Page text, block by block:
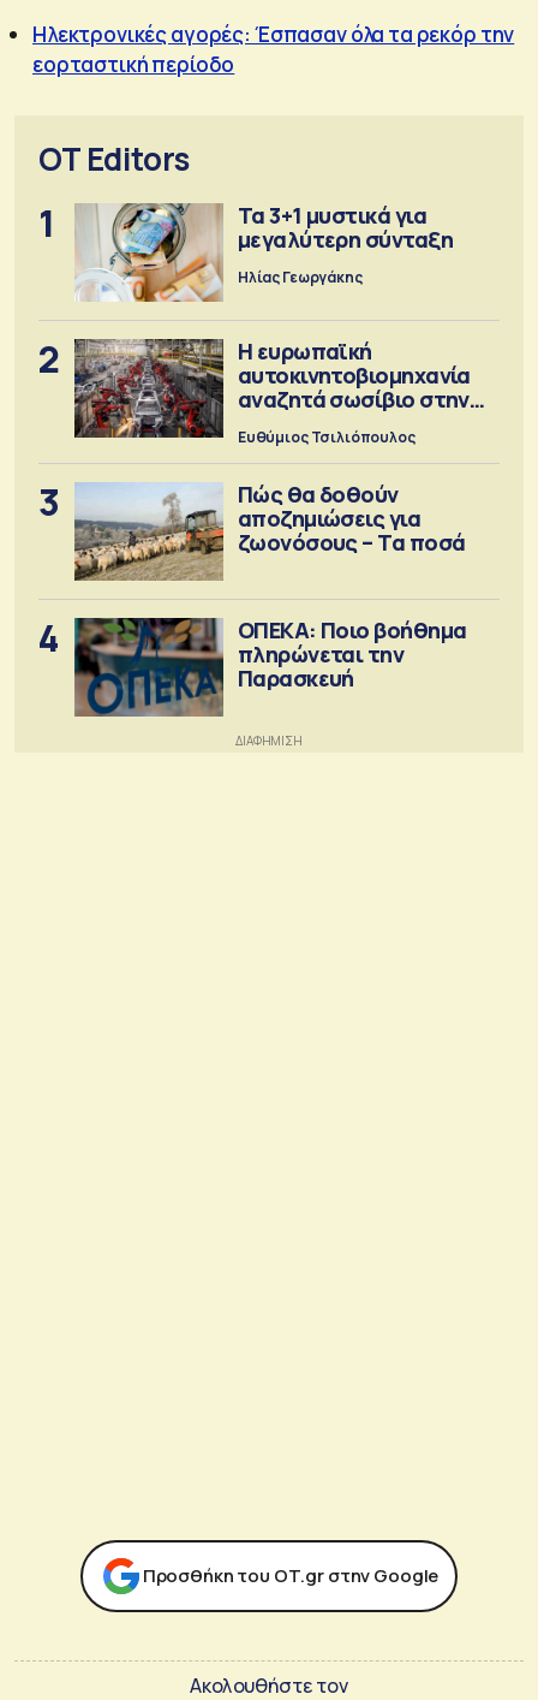
Ηλεκτρονικές αγορές: Έσπασαν όλα τα ρεκόρ την
εορταστική περίοδο
OT Editors
1
Τα 3+1 μυστικά για
μεγαλύτερη σύνταξη
Ηλίας Γεωργάκης
2
Η ευρωπαϊκή
αυτοκινητοβιομηχανία
αναζητά σωσίβιο στην
Κίνα
Ευθύμιος Τσιλιόπουλος
3
Πώς θα δοθούν
αποζημιώσεις για
ζωονόσους – Τα ποσά
4
ΟΠΕΚΑ: Ποιο βοήθημα
πληρώνεται την
Παρασκευή
Προσθήκη του ΟΤ.gr στην Google
Ακολουθήστε τον